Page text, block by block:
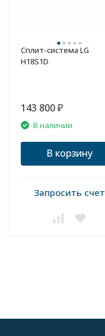
Сплит-система LG
H18S1D
143 800 ₽
В наличии
В корзину
Запросить счет